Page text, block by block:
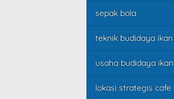
sepak bola
teknik budidaya ikan
usaha budidaya ikan
lokasi strategis cafe